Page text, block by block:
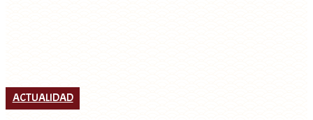
ACTUALIDAD